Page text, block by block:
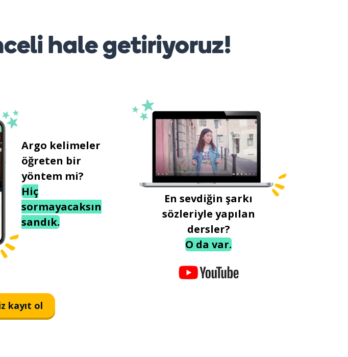
hale getiriyoruz!
Argo kelimeler
öğreten bir
yöntem mi?
Hiç
sormayacaksın
sandık.
En sevdiğin şarkı
sözleriyle yapılan
dersler?
O da var.
kayıt ol